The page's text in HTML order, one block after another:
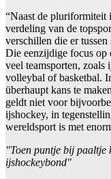
“Naast de pluriformiteit
verdeling van de
verschillen die er
Die eenzijdige focus op
veel teamsporten,
volleybal of basketbal.
überhaupt kans te
geldt niet voor
ijshockey, in
wereldsport is met
"Toen puntje bij paaltje
ijshockeybond"